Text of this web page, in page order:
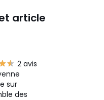
article
2 avis
sur
des